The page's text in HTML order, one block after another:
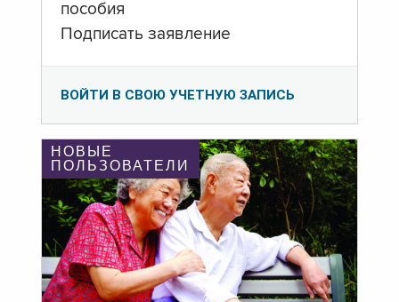
пособия
Подписать заявление
ВОЙТИ В СВОЮ УЧЕТНУЮ ЗАПИСЬ
НОВЫЕ
ПОЛЬЗОВАТЕЛИ